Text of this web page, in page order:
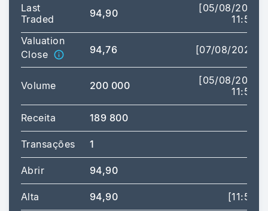
Last
Traded
94,90
[05/08/2026
11:56]
Valuation
Close
94,76 [07/08/2026]
Volume 200 000
[05/08/2026
11:56]
Receita 189 800
Transações 1
Abrir 94,90
Alta 94,90 [11:56]